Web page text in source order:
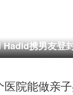
携男友登
医院能做亲